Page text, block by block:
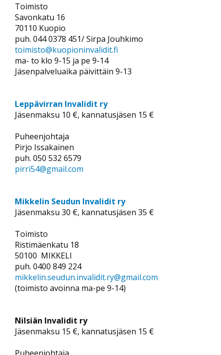
Toimisto
Savonkatu 16
70110 Kuopio
puh. 044 0378 451/ Sirpa Jouhkimo
toimisto@kuopioninvalidit.fi
ma- to klo 9-15 ja pe 9-14
Jäsenpalveluaika päivittäin 9-13
Leppävirran Invalidit ry
Jäsenmaksu 10 €, kannatusjäsen 15 €
Puheenjohtaja
Pirjo Issakainen
puh. 050 532 6579
pirri54@gmail.com
Mikkelin Seudun Invalidit ry
Jäsenmaksu 30 €, kannatusjäsen 35 €
Toimisto
Ristimäenkatu 18
50100 MIKKELI
puh. 0400 849 224
mikkelin.seudun.invalidit.ry@gmail.com
(toimisto avoinna ma-pe 9-14)
Nilsiän Invalidit ry
Jäsenmaksu 15 €, kannatusjäsen 15 €
Puheenjohtaja